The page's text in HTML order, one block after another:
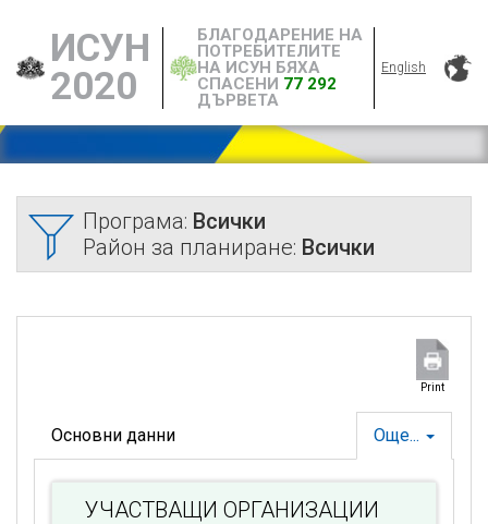
ИСУН
2020
БЛАГОДАРЕНИЕ НА
ПОТРЕБИТЕЛИТЕ
НА ИСУН БЯХА
СПАСЕНИ 77 292
ДЪРВЕТА
English
Програма: Всички
Район за планиране: Всички
Print
Още...
Основни данни
УЧАСТВАЩИ ОРГАНИЗАЦИИ